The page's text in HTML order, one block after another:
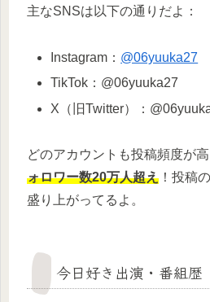
主なSNSは以下の通りだよ：
Instagram： @06yuuka27
TikTok：@06yuuka27
X（旧Twitter）：
どのアカウントも投稿頻度が
ォロワー数20万人超え ！投稿
盛り上がってるよ。
今日好き出演・番組歴